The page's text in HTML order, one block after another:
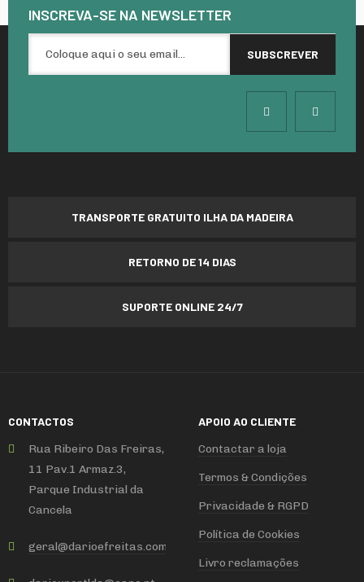
INSCREVA-SE NA NEWSLETTER
TRANSPORTE GRATUITO ILHA DA MADEIRA
RETORNO DE 14 DIAS
SUPORTE ONLINE 24/7
CONTACTOS
Rua Ribeiro Das Freiras,
11 Pav.1 Armaz.3,
Parque Industrial da
Cancela
geral@darioefreitas.com
APOIO AO CLIENTE
Contactar a loja
Termos & Condições
Privacidade & RGPD
Política de Cookies
Livro reclamações